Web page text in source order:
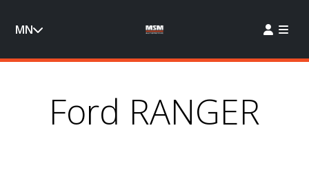
MN
Ford RANGER